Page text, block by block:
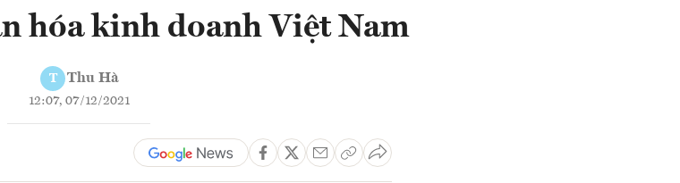
hóa kinh doanh Việt Nam
T Thu Hà
12:07, 07/12/2021